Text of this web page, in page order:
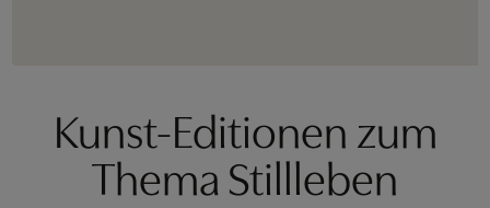
Kunst-Editionen zum
Thema Stillleben